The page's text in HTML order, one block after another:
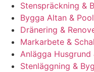
Stenspräckning &
Bygga Altan &
Dränering &
Markarbete &
Anlägga
Stenläggning &